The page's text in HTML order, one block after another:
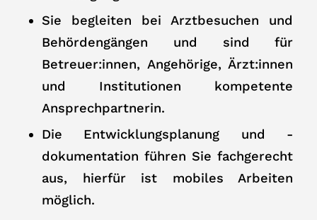
Sie begleiten bei Arztbesuchen und
Behördengängen und sind für
Betreuer:innen, Angehörige, Ärzt:innen
und Institutionen kompetente
Ansprechpartnerin.
Die Entwicklungsplanung und -
dokumentation führen Sie fachgerecht
aus, hierfür ist mobiles Arbeiten
möglich.